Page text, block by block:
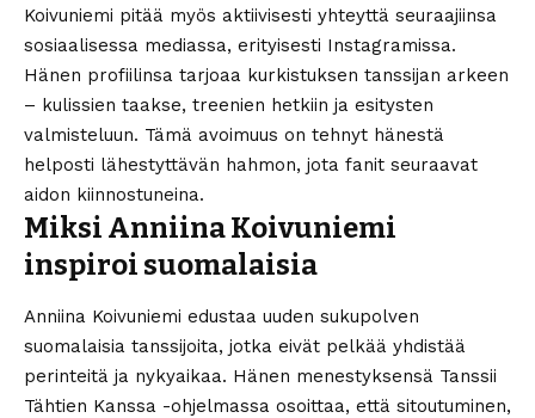
Koivuniemi pitää myös aktiivisesti yhteyttä seuraajiinsa
sosiaalisessa mediassa, erityisesti Instagramissa.
Hänen profiilinsa tarjoaa kurkistuksen tanssijan arkeen
– kulissien taakse, treenien hetkiin ja esitysten
valmisteluun. Tämä avoimuus on tehnyt hänestä
helposti lähestyttävän hahmon, jota fanit seuraavat
aidon kiinnostuneina.
Miksi Anniina Koivuniemi
inspiroi suomalaisia
Anniina Koivuniemi edustaa uuden sukupolven
suomalaisia tanssijoita, jotka eivät pelkää yhdistää
perinteitä ja nykyaikaa. Hänen menestyksensä Tanssii
Tähtien Kanssa -ohjelmassa osoittaa, että sitoutuminen,